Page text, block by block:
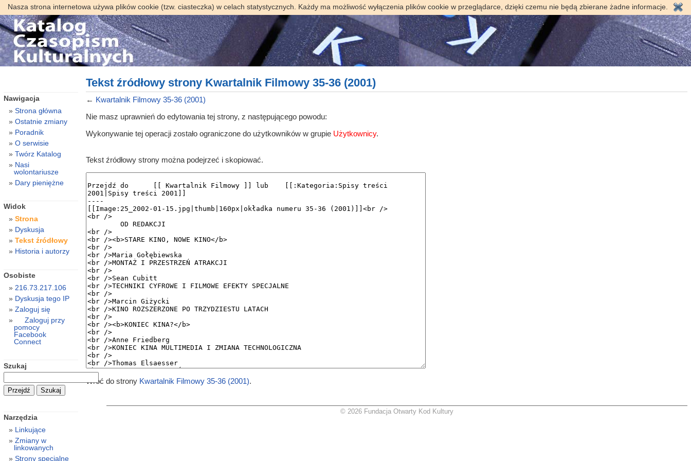
Nasza strona internetowa używa plików cookie (tzw. ciasteczka) w celach statystycznych. Każdy ma możliwość wyłączenia plików cookie w przeglądarce, dzięki czemu nie będą zbierane żadne informacje.
Tekst źródłowy strony Kwartalnik Filmowy 35-36 (2001)
← Kwartalnik Filmowy 35-36 (2001)
Nie masz uprawnień do edytowania tej strony, z następującego powodu:
Wykonywanie tej operacji zostało ograniczone do użytkowników w grupie Użytkownicy.
Tekst źródłowy strony można podejrzeć i skopiować.
Wróć do strony Kwartalnik Filmowy 35-36 (2001).
Nawigacja
Strona główna
Ostatnie zmiany
Poradnik
O serwisie
Twórz Katalog
Nasi
wolontariusze
Dary pieniężne
Widok
Strona
Dyskusja
Tekst źródłowy
Historia i autorzy
Osobiste
216.73.217.106
Dyskusja tego IP
Zaloguj się
Zaloguj przy
pomocy
Facebook
Connect
Szukaj
Narzędzia
Linkujące
Zmiany w
linkowanych
Strony specjalne
© 2026 Fundacja Otwarty Kod Kultury